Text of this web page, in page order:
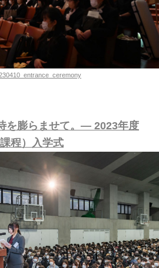
を膨らませて。― 2023年度
程）入学式